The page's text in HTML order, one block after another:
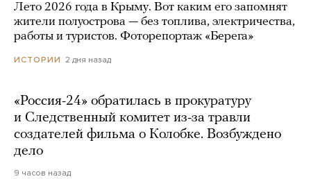
Лето 2026 года в Крыму. Вот каким его запомнят
жители полуострова — без топлива, электричества,
работы и туристов. Фоторепортаж «Берега»
ИСТОРИИ 2 дня назад
«Россия-24» обратилась в прокуратуру
и Следственный комитет из-за травли
создателей фильма о Колобке. Возбуждено
дело
9 часов назад